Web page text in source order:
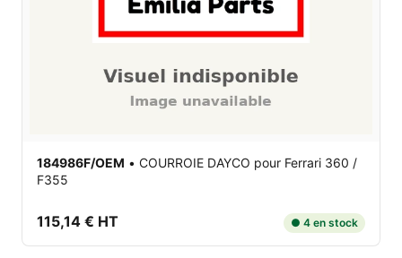
184986F/OEM • COURROIE DAYCO pour Ferrari 360 /
F355
115,14 € HT ● 4 en stock